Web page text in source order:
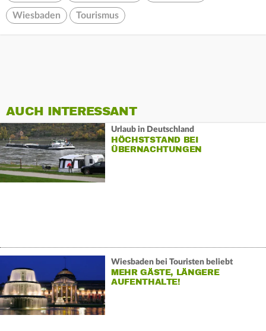
Wiesbaden Tourismus
AUCH INTERESSANT
Urlaub in Deutschland
HÖCHSTSTAND BEI
ÜBERNACHTUNGEN
Wiesbaden bei Touristen beliebt
MEHR GÄSTE, LÄNGERE
AUFENTHALTE!